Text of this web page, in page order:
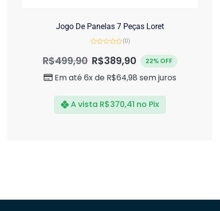
Jogo De Panelas 7 Peças Loret
de
(0)
R$499,90 R$389,90 22% OFF
Em até 6x de R$64,98 sem juros
A vista R$370,41 no Pix